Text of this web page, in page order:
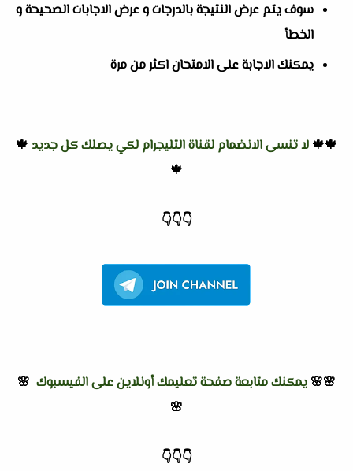
سوف يتم عرض النتيجة بالدرجات و عرض الاجابات الصحيحة و
الخطأ
يمكنك الاجابة على الامتحان اكثر من مرة
🍁🍁 لا تنسى الانضمام لقناة التليجرام لكي يصلك كل جديد 🍁
🍁
👇
👇
👇
🌸🌸 يمكنك متابعة صفحة تعليمك أونلاين على الفيسبوك 🌸
🌸
👇
👇
👇